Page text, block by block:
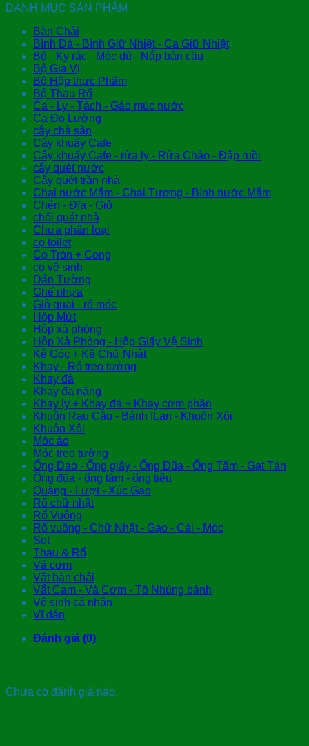
DANH MỤC SẢN PHẨM
Bàn Chải
Bình Đá - Bình Giữ Nhiệt - Ca Giữ Nhiệt
Bô - Ky rác - Móc dù - Nắp bàn cầu
Bộ Gia Vị
Bộ Hộp thực Phẩm
Bộ Thau Rổ
Ca - Ly - Tách - Gáo múc nước
Ca Đo Lường
cây chà sàn
Cây khuấy Cafe
Cây khuấy Cafe - rửa ly - Rửa Chảo - Đập ruồi
cây quét nước
Cây quét trần nhà
Chai nước Mắm - Chai Tương - Bình nước Mắm
Chén - Đĩa - Giỏ
chổi quét nhà
Chưa phân loại
cọ toilet
Cọ Tròn + Cong
cọ vệ sinh
Dán Tường
Ghế nhựa
Giỏ quai - rổ móc
Hộp Mứt
Hộp xà phòng
Hộp Xà Phòng - Hộp Giấy Vệ Sinh
Kệ Góc + Kệ Chữ Nhật
Khay - Rổ treo tường
Khay đá
Khay đa năng
Khay ly + Khay đá + Khay cơm phần
Khuôn Rau Câu - Bánh fLan - Khuôn Xôi
Khuôn Xôi
Móc áo
Móc treo tường
Ống Dao - Ống giấy - Ống Đũa - Ống Tăm - Gạt Tàn
Ống đũa - ống tăm - ống tiêu
Quặng - Lượt - Xúc Gạo
Rổ chữ nhật
Rổ Vuông
Rổ vuông - Chữ Nhật - Gạo - Cải - Móc
Sọt
Thau & Rổ
Vá cơm
Vắt bàn chải
Vắt Cam - Vá Cơm - Tô Nhúng bánh
Vệ sinh cá nhân
Vĩ dán
Đánh giá (0)
Chưa có đánh giá nào.